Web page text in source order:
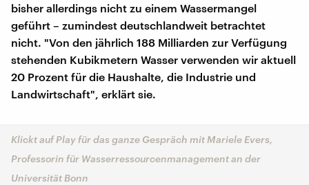
bisher allerdings nicht zu einem Wassermangel
geführt – zumindest deutschlandweit betrachtet
nicht. "Von den jährlich 188 Milliarden zur Verfügung
stehenden Kubikmetern Wasser verwenden wir aktuell
20 Prozent für die Haushalte, die Industrie und
Landwirtschaft", erklärt sie.
Klickt auf Play für das ganze Gespräch mit Mariele Evers,
Professorin für Wasserressourcenmanagement an der
Universität Bonn